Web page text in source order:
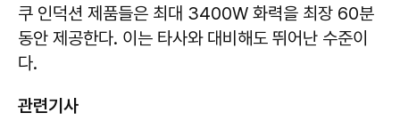
쿠 인덕션 제품들은 최대 3400W 화력을 최장 60분
동안 제공한다. 이는 타사와 대비해도 뛰어난 수준이
다.
관련기사